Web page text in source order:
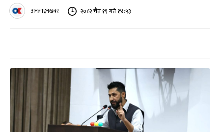
अनलाइनखबर २०८२ चैत १९ गते १४:५३